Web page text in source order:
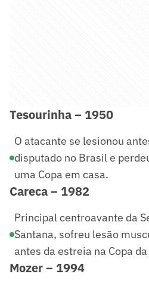
Tesourinha – 1950
O atacante se lesionou
disputado no Brasil e
uma Copa em casa.
Careca – 1982
Principal centroavante da
Santana, sofreu lesão
antes da estreia na Copa
Mozer – 1994